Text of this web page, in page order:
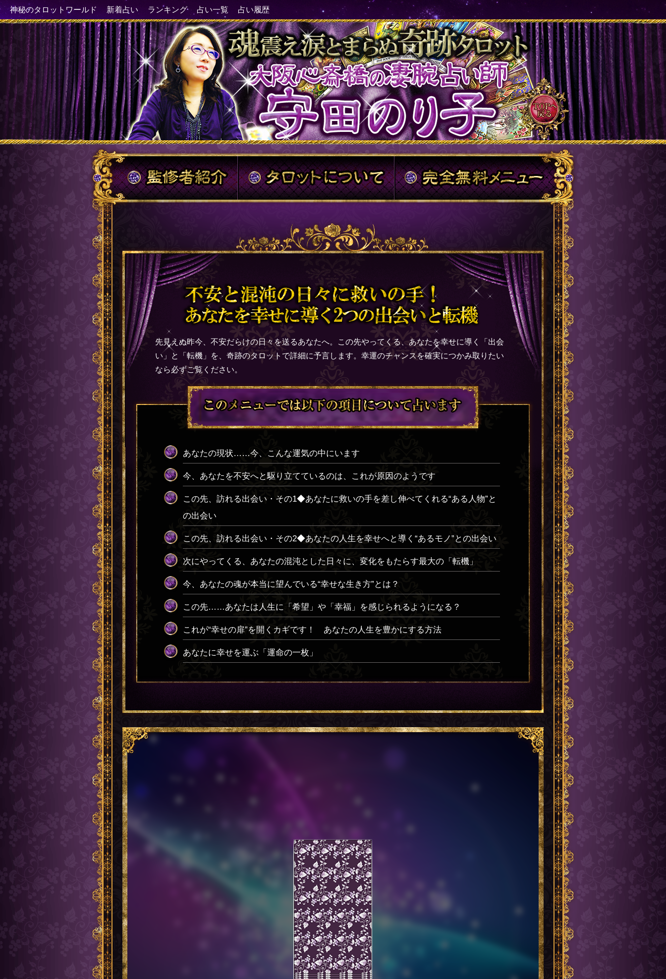
先見えぬ昨今、不安だらけの日々を送るあなたへ。この先やってくる、あなたを幸せに導く「出会
い」と「転機」を、奇跡のタロットで詳細に予言します。幸運のチャンスを確実につかみ取りたい
なら必ずご覧ください。
あなたの現状……今、こんな運気の中にいます
今、あなたを不安へと駆り立てているのは、これが原因のようです
この先、訪れる出会い・その1◆あなたに救いの手を差し伸べてくれる“ある人物”と
の出会い
この先、訪れる出会い・その2◆あなたの人生を幸せへと導く“あるモノ”との出会い
次にやってくる、あなたの混沌とした日々に、変化をもたらす最大の「転機」
今、あなたの魂が本当に望んでいる“幸せな生き方”とは？
この先……あなたは人生に「希望」や「幸福」を感じられるようになる？
これが“幸せの扉”を開くカギです！ あなたの人生を豊かにする方法
あなたに幸せを運ぶ「運命の一枚」